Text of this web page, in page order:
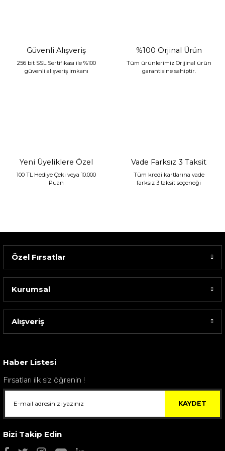
Sarev Elfıda Flanel Nevresim Takımı Çift Kişili...
Güvenli Alışveriş
256 bit SSL Sertifikası ile %100
güvenli alışveriş imkanı
%100 Orjinal Ürün
Tüm ürünlerimiz Orijinal ürün
garantisine sahiptir.
Yeni Üyeliklere Özel
100 TL Hediye Çeki veya 10.000
Puan
Vade Farksız 3 Taksit
Tüm kredi kartlarına vade
farksız 3 taksit seçeneği
Özel Fırsatlar
Kurumsal
Alışveriş
Haber Listesi
Fırsatları ilk siz öğrenin !
KAYDET
Bizi Takip Edin